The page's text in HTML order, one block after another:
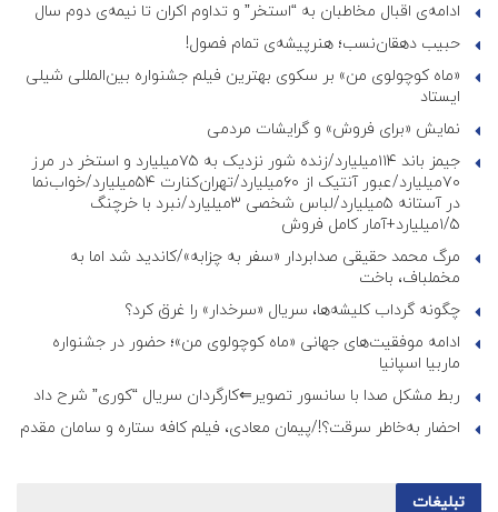
ادامه‌ی اقبال مخاطبان به “استخر” و تداوم اکران تا نیمه‌ی دوم سال
حبیب دهقان‌نسب؛ هنرپیشه‌‌‌ی تمام فصول!
«ماه کوچولوی من» بر سکوی بهترین فیلم جشنواره بین‌المللی شیلی
ایستاد
نمایش «برای فروش» و گرایشات مردمی
جیمز باند ۱۱۴میلیارد/زنده شور نزدیک به ۷۵میلیارد و استخر در مرز
۷۰میلیارد/عبور آنتیک از ۶۰میلیارد/تهران‌کنارت ۵۴میلیارد/خواب‌نما
در آستانه ۵میلیارد/لباس شخصی ۳میلیارد/نبرد با خرچنگ
۱/۵میلیارد+آمار کامل فروش
مرگ محمد حقیقی صدابردار «سفر به چزابه»/کاندید شد اما به
مخملباف، باخت
چگونه گرداب کلیشه‌ها، سریال «سرخدار» را غرق کرد؟
ادامه موفقیت‌های جهانی «ماه کوچولوی من»؛ حضور در جشنواره
ماربیا اسپانیا
ربط مشکل صدا با سانسور تصویر⇐کارگردان سریال “کوری” شرح داد
احضار به‌خاطر سرقت؟!/پیمان معادی، فیلم کافه ستاره و سامان مقدم
تبلیغات